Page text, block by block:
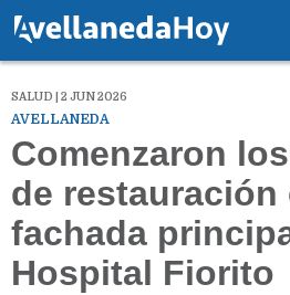
SALUD | 2 JUN 2026
AVELLANEDA
Comenzaron
de restauración
fachada
Hospital Fiorito